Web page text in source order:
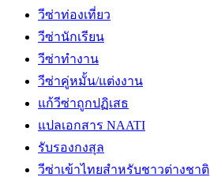
วีซ่าท่องเที่ยว
วีซ่านักเรียน
วีซ่าทำงาน
วีซ่าคู่หมั้น/แต่งงาน
แก้วีซ่าถูกปฏิเสธ
แปลเอกสาร NAATI
รับรองกงสุล
วีซ่าเข้าไทยสำหรับชาวต่างชาติ